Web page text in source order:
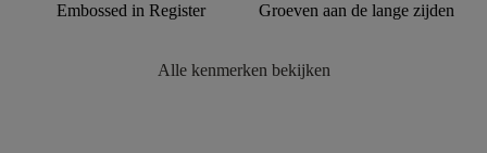
Embossed in Register Groeven aan de lange zijden
Alle kenmerken bekijken